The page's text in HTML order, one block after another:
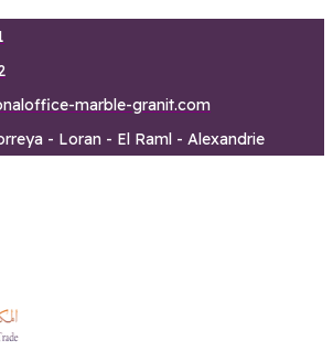
marble-granit.com
- Loran - El Raml - Alexandrie